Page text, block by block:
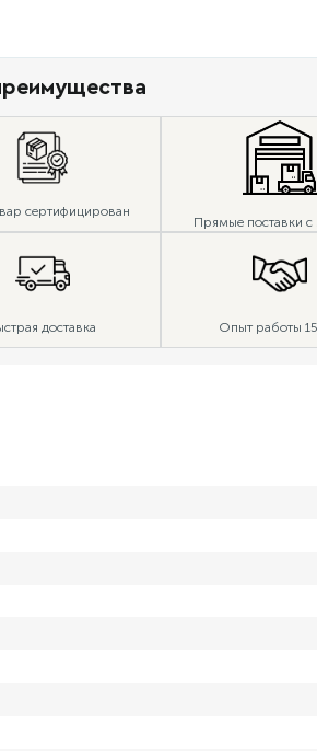
сертифицирован
Прямые поставки с
доставка Опыт работы